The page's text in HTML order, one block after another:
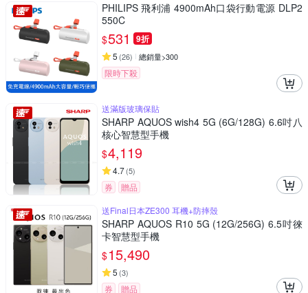
PHILIPS 飛利浦 4900mAh口袋行動電源 DLP2
550C
$531 9折
5 (26) 總銷量>300
限時下殺
送滿版玻璃保貼
SHARP AQUOS wish4 5G (6G/128G) 6.6吋八
核心智慧型手機
$4,119
4.7(5)
券
贈品
送Final日本ZE300 耳機+防摔殼
SHARP AQUOS R10 5G (12G/256G) 6.5吋徠
卡智慧型手機
$15,490
5 (3)
券 贈品